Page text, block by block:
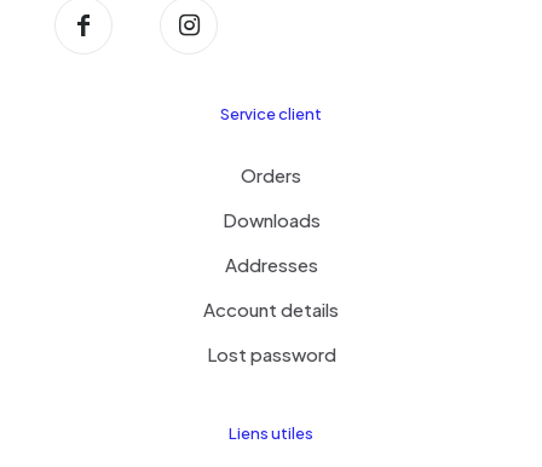
Service client
Orders
Downloads
Addresses
Account details
Lost password
Liens utiles